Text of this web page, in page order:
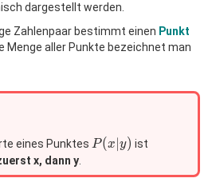
dargestellt werden.
Zahlenpaar bestimmt einen Punkt
Menge aller Punkte bezeichnet man
eines Punktes P(x|y)
P(x ∣y) ist
x, dann y